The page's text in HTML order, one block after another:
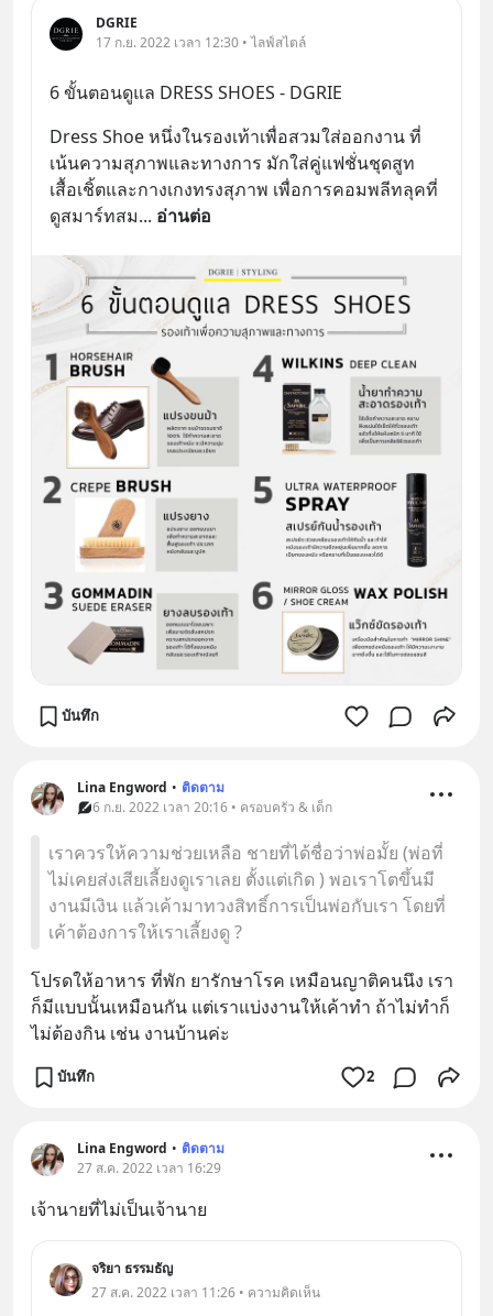
DGRIE
17 ก.ย. 2022 เวลา 12:30 • ไลฟ์สไตล์
6 ขั้นตอนดูแล DRESS SHOES - DGRIE
Dress Shoe หนึ่งในรองเท้าเพื่อสวมใส่ออกงาน ที่
เน้นความสุภาพและทางการ มักใส่คู่แฟชั่นชุดสูท
เสื้อเชิ้ตและกางเกงทรงสุภาพ เพื่อการคอมพลีทลุคที่
ดูสมาร์ทสม... อ่านต่อ
บันทึก
Lina Engword • ติดตาม
6 ก.ย. 2022 เวลา 20:16 • ครอบครัว & เด็ก
เราควรให้ความช่วยเหลือ ชายที่ได้ชื่อว่าพ่อมั้ย (พ่อที่
ไม่เคยส่งเสียเลี้ยงดูเราเลย ตั้งแต่เกิด ) พอเราโตขึ้นมี
งานมีเงิน แล้วเค้ามาทวงสิทธิ์การเป็นพ่อกับเรา โดยที่
เค้าต้องการให้เราเลี้ยงดู ?
โปรดให้อาหาร ที่พัก ยารักษาโรค เหมือนญาติคนนึง เรา
ก็มีแบบนั้นเหมือนกัน แต่เราแบ่งงานให้เค้าทำ ถ้าไม่ทำก็
ไม่ต้องกิน เช่น งานบ้านค่ะ
บันทึก 2
Lina Engword • ติดตาม
27 ส.ค. 2022 เวลา 16:29
เจ้านายที่ไม่เป็นเจ้านาย
จริยา ธรรมธัญ
27 ส.ค. 2022 เวลา 11:26 • ความคิดเห็น